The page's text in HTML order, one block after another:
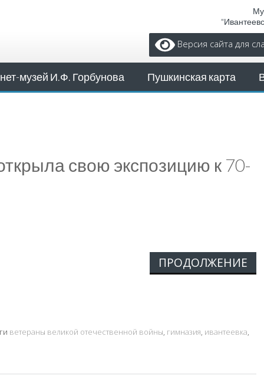
Версия сайта для
музей И.Ф. Горбунова Пушкинская карта
свою экспозицию к 70-
ПРОДОЛЖЕНИЕ
ветераны великой отечественной войны, гимназия, ивантеевка,